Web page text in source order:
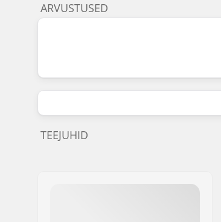
ARVUSTUSED
TEEJUHID